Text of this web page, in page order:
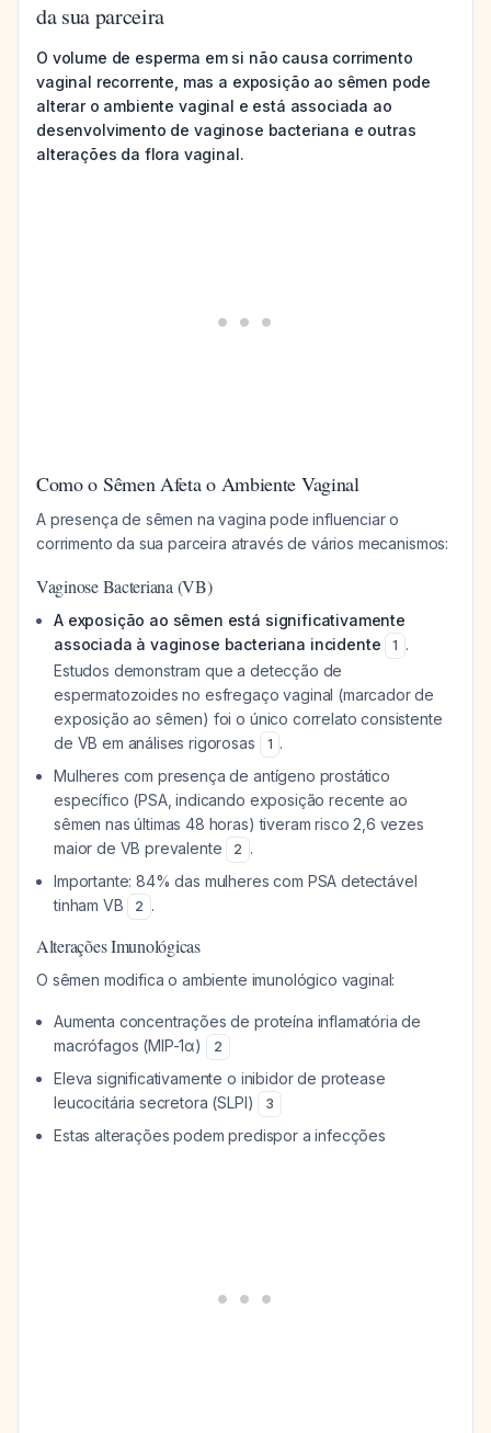
da sua parceira
O volume de esperma em si não causa corrimento
vaginal recorrente, mas a exposição ao sêmen pode
alterar o ambiente vaginal e está associada ao
desenvolvimento de vaginose bacteriana e outras
alterações da flora vaginal.
Como o Sêmen Afeta o Ambiente Vaginal
A presença de sêmen na vagina pode influenciar o
corrimento da sua parceira através de vários mecanismos:
Vaginose Bacteriana (VB)
A exposição ao sêmen está significativamente
associada à vaginose bacteriana incidente
1 .
Estudos demonstram que a detecção de
espermatozoides no esfregaço vaginal (marcador de
exposição ao sêmen) foi o único correlato consistente
de VB em análises rigorosas
1 .
Mulheres com presença de antígeno prostático
específico (PSA, indicando exposição recente ao
sêmen nas últimas 48 horas) tiveram risco 2,6 vezes
maior de VB prevalente
2 .
Importante: 84% das mulheres com PSA detectável
tinham VB
2 .
Alterações Imunológicas
O sêmen modifica o ambiente imunológico vaginal:
Aumenta concentrações de proteína inflamatória de
macrófagos (MIP-1α)
2
Eleva significativamente o inibidor de protease
leucocitária secretora (SLPI)
3
Estas alterações podem predispor a infecções